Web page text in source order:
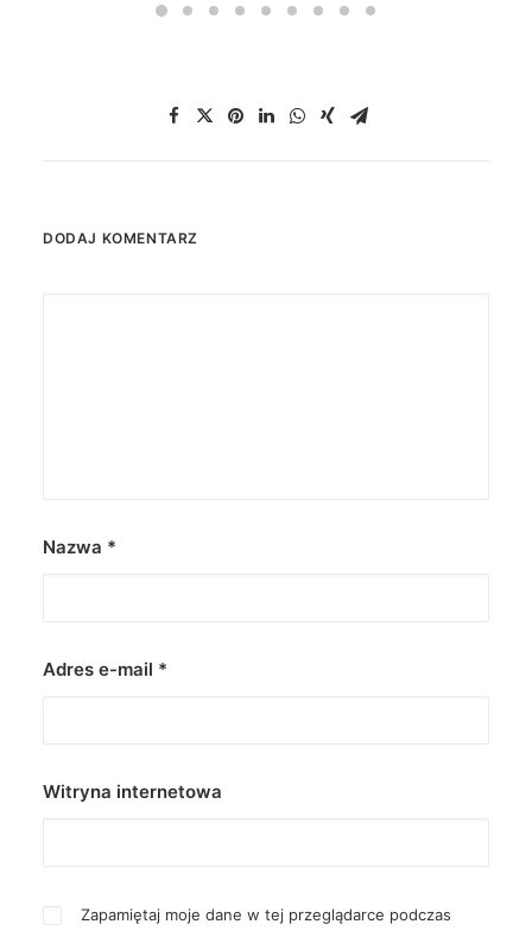
DODAJ KOMENTARZ
Nazwa *
Adres e-mail *
Witryna internetowa
Zapamiętaj moje dane w tej przeglądarce podczas